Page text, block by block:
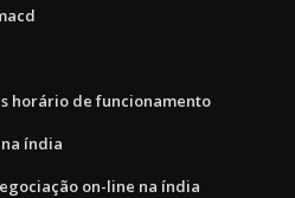
horário de funcionamento
índia
on-line na índia